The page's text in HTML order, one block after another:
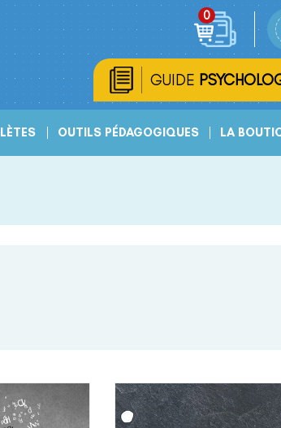
GUIDE
OUTILS PÉDAGOGIQUES LA